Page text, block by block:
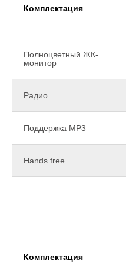
Комплектация
Полноцветный ЖК-
монитор
Радио
Поддержка MP3
Hands free
Комплектация